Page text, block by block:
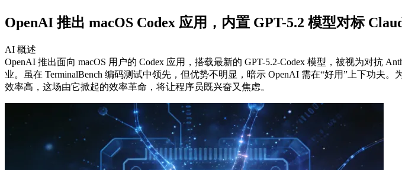
OpenAI 推出 macOS Codex 应用，内置 GPT-5.2 模型对标
AI 概述
OpenAI 推出面向 macOS 用户的 Codex 应用，搭载最新的 GPT-5.2-Codex 模型，被视为对抗
业。虽在 TerminalBench 编码测试中领先，但优势不明显，暗示 OpenAI 需在“好用”上下功夫
效率高，这场由它掀起的效率革命，将让程序员既兴奋又焦虑。